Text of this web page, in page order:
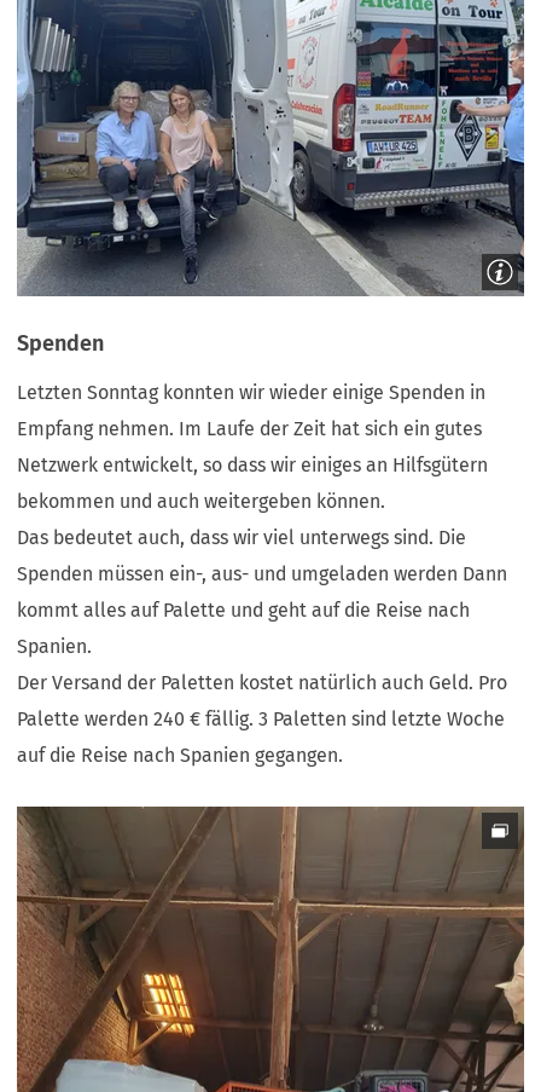
Spenden
Letzten Sonntag konnten wir wieder einige Spenden in
Empfang nehmen. Im Laufe der Zeit hat sich ein gutes
Netzwerk entwickelt, so dass wir einiges an Hilfsgütern
bekommen und auch weitergeben können.
Das bedeutet auch, dass wir viel unterwegs sind. Die
Spenden müssen ein-, aus- und umgeladen werden Dann
kommt alles auf Palette und geht auf die Reise nach
Spanien.
Der Versand der Paletten kostet natürlich auch Geld. Pro
Palette werden 240 € fällig. 3 Paletten sind letzte Woche
auf die Reise nach Spanien gegangen.